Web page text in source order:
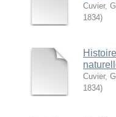
Cuvier,
1834)
Cuvier,
1834)